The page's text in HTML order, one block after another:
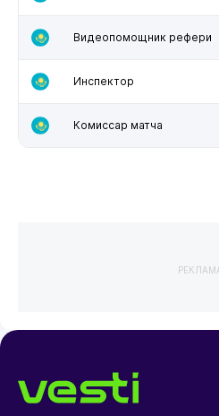
Видеопомощник рефери
Инспектор
Комиссар матча